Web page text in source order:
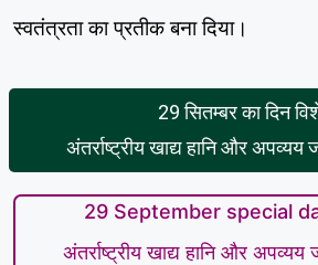
स्वतंत्रता का प्रतीक बना दिया।
29 सितम्बर का दिन
अंतर्राष्ट्रीय खाद्य हानि और
29 September special
अंतर्राष्ट्रीय खाद्य हानि और